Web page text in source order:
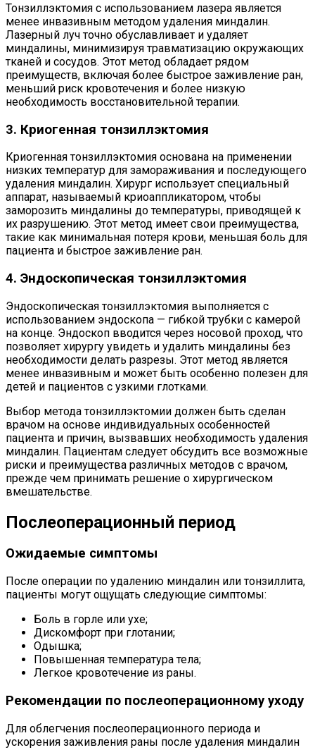
Тонзиллэктомия с использованием лазера является
менее инвазивным методом удаления миндалин.
Лазерный луч точно обуславливает и удаляет
миндалины, минимизируя травматизацию окружающих
тканей и сосудов. Этот метод обладает рядом
преимуществ, включая более быстрое заживление ран,
меньший риск кровотечения и более низкую
необходимость восстановительной терапии.
3. Криогенная тонзиллэктомия
Криогенная тонзиллэктомия основана на применении
низких температур для замораживания и последующего
удаления миндалин. Хирург использует специальный
аппарат, называемый криоаппликатором, чтобы
заморозить миндалины до температуры, приводящей к
их разрушению. Этот метод имеет свои преимущества,
такие как минимальная потеря крови, меньшая боль для
пациента и быстрое заживление ран.
4. Эндоскопическая тонзиллэктомия
Эндоскопическая тонзиллэктомия выполняется с
использованием эндоскопа — гибкой трубки с камерой
на конце. Эндоскоп вводится через носовой проход, что
позволяет хирургу увидеть и удалить миндалины без
необходимости делать разрезы. Этот метод является
менее инвазивным и может быть особенно полезен для
детей и пациентов с узкими глотками.
Выбор метода тонзиллэктомии должен быть сделан
врачом на основе индивидуальных особенностей
пациента и причин, вызвавших необходимость удаления
миндалин. Пациентам следует обсудить все возможные
риски и преимущества различных методов с врачом,
прежде чем принимать решение о хирургическом
вмешательстве.
Послеоперационный период
Ожидаемые симптомы
После операции по удалению миндалин или тонзиллита,
пациенты могут ощущать следующие симптомы:
Боль в горле или ухе;
Дискомфорт при глотании;
Одышка;
Повышенная температура тела;
Легкое кровотечение из раны.
Рекомендации по послеоперационному уходу
Для облегчения послеоперационного периода и
ускорения заживления раны после удаления миндалин